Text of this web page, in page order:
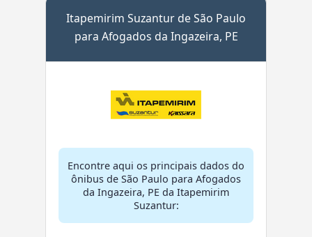
Itapemirim Suzantur de São Paulo
para Afogados da Ingazeira, PE
Encontre aqui os principais dados do
ônibus de São Paulo para Afogados
da Ingazeira, PE da Itapemirim
Suzantur: